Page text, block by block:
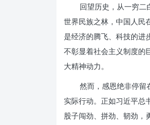
回望历史，从一穷
世界民族之林，中国人民
是经济的腾飞、科技的进
不彰显着社会主义制度的
大精神动力。
然而，感恩绝非停留
实际行动。正如习近平总
股子闯劲、拼劲、韧劲，